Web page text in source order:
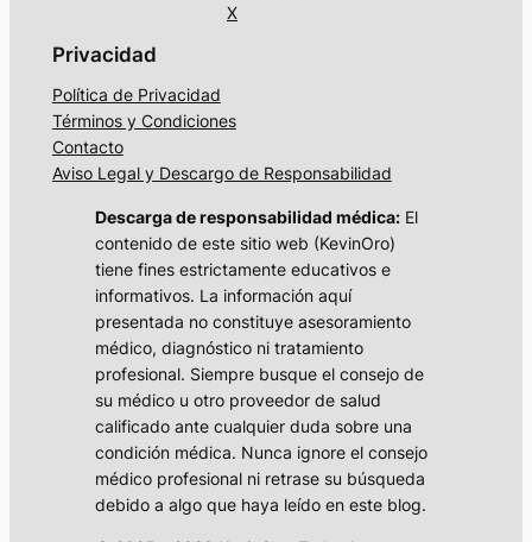
X
Privacidad
Política de Privacidad
Términos y Condiciones
Contacto
Aviso Legal y Descargo de Responsabilidad
Descarga de responsabilidad médica: El
contenido de este sitio web (KevinOro)
tiene fines estrictamente educativos e
informativos. La información aquí
presentada no constituye asesoramiento
médico, diagnóstico ni tratamiento
profesional. Siempre busque el consejo de
su médico u otro proveedor de salud
calificado ante cualquier duda sobre una
condición médica. Nunca ignore el consejo
médico profesional ni retrase su búsqueda
debido a algo que haya leído en este blog.